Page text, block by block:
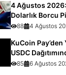
4 Ağustos
Dolarlık Borcu
Etkiliyor?
88 4 Ağustos
KuCoin Pay’den
USDC
85 6 Ağustos